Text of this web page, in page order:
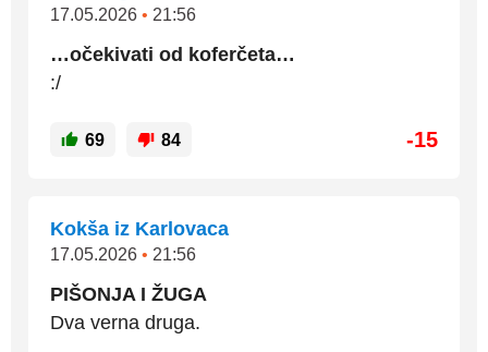
17.05.2026 • 21:56
…očekivati od koferčeta…
:/
69 84 -15
Kokša iz Karlovaca
17.05.2026 • 21:56
PIŠONJA I ŽUGA
Dva verna druga.